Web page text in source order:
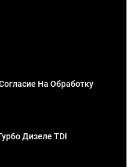
На Обработку
Дизеле TDI